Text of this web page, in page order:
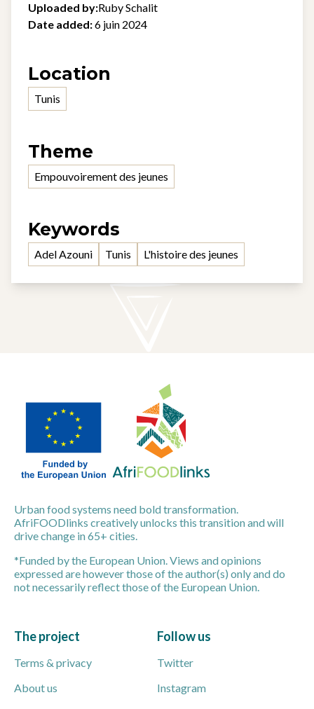
Uploaded by:Ruby Schalit
Date added:6 juin 2024
Location
Tunis
Theme
Empouvoirement des jeunes
Keywords
Adel Azouni Tunis L'histoire des jeunes
Urban food systems need bold transformation.
AfriFOODlinks creatively unlocks this transition and will
drive change in 65+ cities.
*Funded by the European Union. Views and opinions
expressed are however those of the author(s) only and do
not necessarily reflect those of the European Union.
The project
Terms & privacy
About us
Follow us
Twitter
Instagram